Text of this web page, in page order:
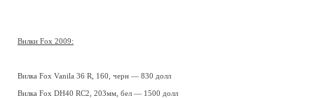
Вилки Fox 2009:
Вилка Fox Vanila 36 R, 160, черн — 830 долл
Вилка Fox DH40 RC2, 203мм, бел — 1500 долл